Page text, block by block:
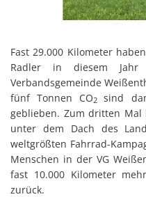
Fast 29.000 Kilometer
Radler in diesem Jahr
Verbandsgemeinde
fünf Tonnen CO2sind
geblieben. Zum dritten Mal
unter dem Dach des
weltgrößten Fahrrad-
Menschen in der VG
fast 10.000 Kilometer
zurück.